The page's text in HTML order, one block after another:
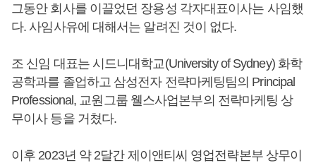
그동안 회사를 이끌었던 장용성 각자대표이사는 사임했
다. 사임사유에 대해서는 알려진 것이 없다.
조 신임 대표는 시드니대학교(University of Sydney) 화학
공학과를 졸업하고 삼성전자 전략마케팅팀의 Principal
Professional, 교원그룹 웰스사업본부의 전략마케팅 상
무이사 등을 거쳤다.
이후 2023년 약 2달간 제이앤티씨 영업전략본부 상무이